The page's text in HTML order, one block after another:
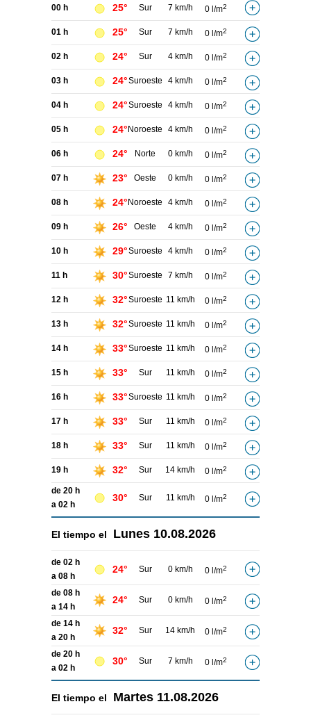
00 h 25° Sur 7 km/h 0 l/m2
01 h 25° Sur 7 km/h 0 l/m2
02 h 24° Sur 4 km/h 0 l/m2
03 h 24°Suroeste 4 km/h 0 l/m2
04 h 24°Suroeste 4 km/h 0 l/m2
05 h 24° Noroeste 4 km/h 0 l/m2
06 h 24° Norte 0 km/h 0 l/m2
07 h 23° Oeste 0 km/h 0 l/m2
08 h 24° Noroeste 4 km/h 0 l/m2
09 h 26° Oeste 4 km/h 0 l/m2
10 h 29°Suroeste 4 km/h 0 l/m2
11 h 30°Suroeste 7 km/h 0 l/m2
12 h 32°Suroeste 11 km/h 0 l/m2
13 h 32°Suroeste 11 km/h 0 l/m2
14 h 33°Suroeste 11 km/h 0 l/m2
15 h 33° Sur 11 km/h 0 l/m2
16 h 33°Suroeste 11 km/h 0 l/m2
17 h 33° Sur 11 km/h 0 l/m2
18 h 33° Sur 11 km/h 0 l/m2
19 h 32° Sur 14 km/h 0 l/m2
de 20 h
a 02 h
30° Sur 11 km/h 0 l/m2
El tiempo el Lunes 10.08.2026
de 02 h
a 08 h
24° Sur 0 km/h 0 l/m2
de 08 h
a 14 h
24° Sur 0 km/h 0 l/m2
de 14 h
a 20 h
32° Sur 14 km/h 0 l/m2
de 20 h
a 02 h
30° Sur 7 km/h 0 l/m2
El tiempo el Martes 11.08.2026